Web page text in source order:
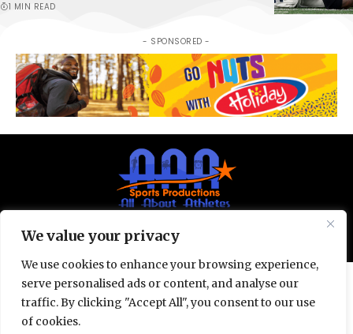
We value your privacy
We use cookies to enhance your browsing experience,
serve personalised ads or content, and analyse our
traffic. By clicking "Accept All", you consent to our use
of cookies.
1 MIN READ
- SPONSORED -
© All Rights Reserved 2025.